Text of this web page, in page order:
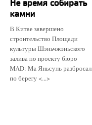
Не время собирать
камни
В Китае завершено
строительство Площади
культуры Шэньчжэньского
залива по проекту бюро
MAD: Ма Яньсунь разбросал
по берегу <...>